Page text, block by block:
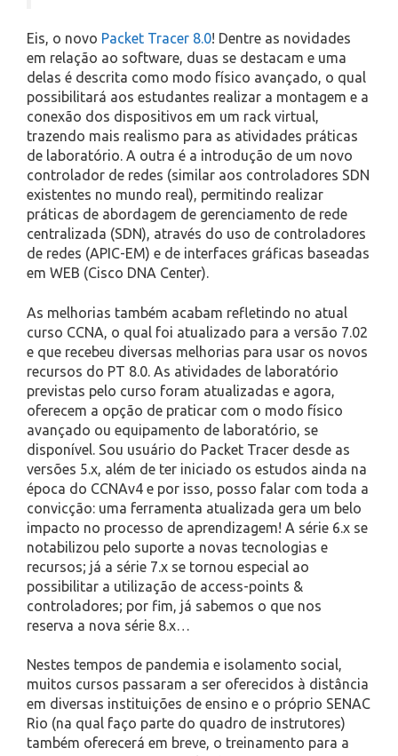
Eis, o novo Packet Tracer 8.0! Dentre as novidades
em relação ao software, duas se destacam e uma
delas é descrita como modo físico avançado, o qual
possibilitará aos estudantes realizar a montagem e a
conexão dos dispositivos em um rack virtual,
trazendo mais realismo para as atividades práticas
de laboratório. A outra é a introdução de um novo
controlador de redes (similar aos controladores SDN
existentes no mundo real), permitindo realizar
práticas de abordagem de gerenciamento de rede
centralizada (SDN), através do uso de controladores
de redes (APIC-EM) e de interfaces gráficas baseadas
em WEB (Cisco DNA Center).
As melhorias também acabam refletindo no atual
curso CCNA, o qual foi atualizado para a versão 7.02
e que recebeu diversas melhorias para usar os novos
recursos do PT 8.0. As atividades de laboratório
previstas pelo curso foram atualizadas e agora,
oferecem a opção de praticar com o modo físico
avançado ou equipamento de laboratório, se
disponível. Sou usuário do Packet Tracer desde as
versões 5.x, além de ter iniciado os estudos ainda na
época do CCNAv4 e por isso, posso falar com toda a
convicção: uma ferramenta atualizada gera um belo
impacto no processo de aprendizagem! A série 6.x se
notabilizou pelo suporte a novas tecnologias e
recursos; já a série 7.x se tornou especial ao
possibilitar a utilização de access-points &
controladores; por fim, já sabemos o que nos
reserva a nova série 8.x…
Nestes tempos de pandemia e isolamento social,
muitos cursos passaram a ser oferecidos à distância
em diversas instituições de ensino e o próprio SENAC
Rio (na qual faço parte do quadro de instrutores)
também oferecerá em breve, o treinamento para a